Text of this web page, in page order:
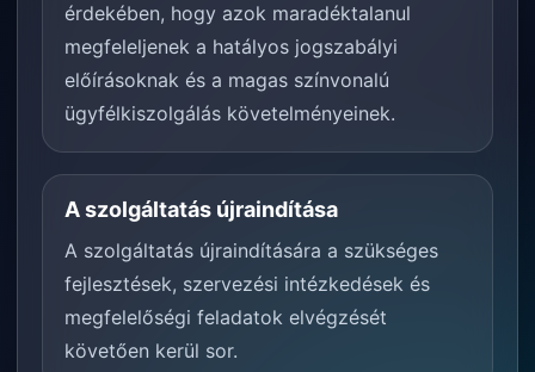
érdekében, hogy azok maradéktalanul
megfeleljenek a hatályos jogszabályi
előírásoknak és a magas színvonalú
ügyfélkiszolgálás követelményeinek.
A szolgáltatás újraindítása
A szolgáltatás újraindítására a szükséges
fejlesztések, szervezési intézkedések és
megfelelőségi feladatok elvégzését
követően kerül sor.